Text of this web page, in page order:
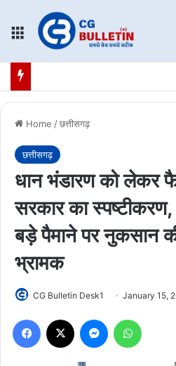
Menu
Home /छत्तीसगढ़
छत्तीसगढ़
धान भंडारण को लेकर
सरकार का
बड़े पैमाने पर नुकसान
भ्रामक
CG Bulletin Desk1 January 15,
Facebook Messenger